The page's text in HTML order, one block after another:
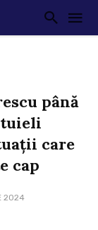
până
care
cap
2024